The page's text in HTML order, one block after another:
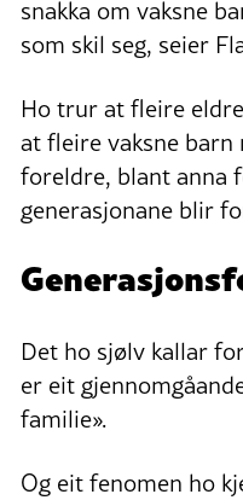
snakka om vaksne
som skil seg, seier
Ho trur at fleire
at fleire vaksne
foreldre, blant anna
generasjonane blir
Det ho sjølv kallar
er eit
familie».
Og eit fenomen ho